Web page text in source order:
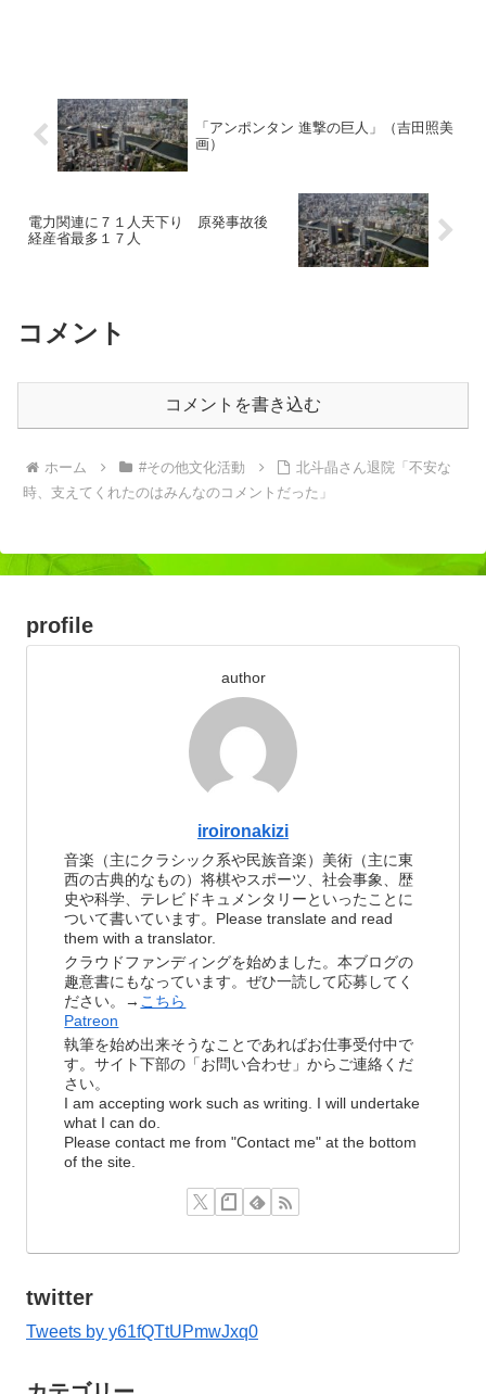
「アンポンタン 進撃の巨人」（吉田照美
画）
電力関連に７１人天下り 原発事故後
経産省最多１７人
コメント
コメントを書き込む
ホーム #その他文化活動
北斗晶さん退院「不安な
時、支えてくれたのはみんなのコメントだった」
profile
author
iroironakizi
音楽（主にクラシック系や民族音楽）美術（主に東
西の古典的なもの）将棋やスポーツ、社会事象、歴
史や科学、テレビドキュメンタリーといったことに
ついて書いています。Please translate and read
them with a translator.
クラウドファンディングを始めました。本ブログの
趣意書にもなっています。ぜひ一読して応募してく
ださい。→ こちら
Patreon
執筆を始め出来そうなことであればお仕事受付中で
す。サイト下部の「お問い合わせ」からご連絡くだ
さい。
I am accepting work such as writing. I will undertake
what I can do.
Please contact me from "Contact me" at the bottom
of the site.
twitter
Tweets by y61fQTtUPmwJxq0